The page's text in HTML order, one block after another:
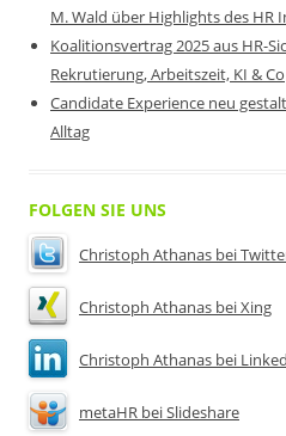
M. Wald über Highlights des HR
Koalitionsvertrag 2025 aus HR-
Rekrutierung, Arbeitszeit, KI & Co
Candidate Experience neu
Alltag
FOLGEN SIE UNS
Christoph Athanas bei
Christoph Athanas bei Xing
Christoph Athanas bei
metaHR bei Slideshare